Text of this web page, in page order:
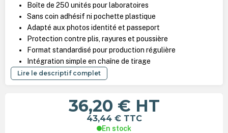
Boîte de 250 unités pour laboratoires
Sans coin adhésif ni pochette plastique
Adapté aux photos identité et passeport
Protection contre plis, rayures et poussière
Format standardisé pour production régulière
Intégration simple en chaîne de tirage
Lire le descriptif complet
36,20 € HT
43,44 € TTC
En stock